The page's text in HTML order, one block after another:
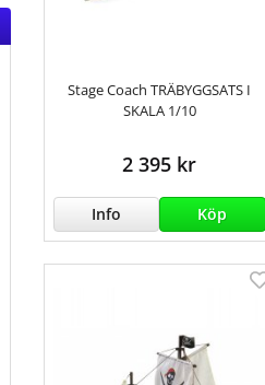
Stage Coach TRÄBYGGSATS I
SKALA 1/10
2 395 kr
Info Köp